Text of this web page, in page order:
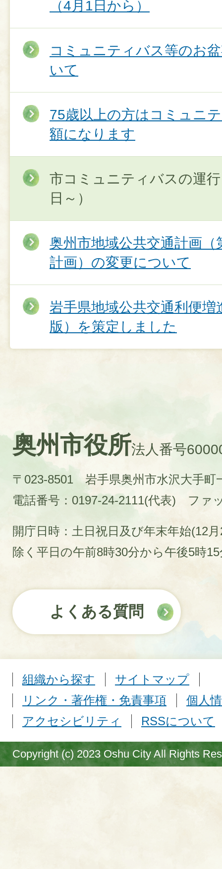
（4月1日から）
コミュニティバス等のお
いて
75歳以上の方はコミュニ
額になります
市コミュニティバスの運
日～）
奥州市地域公共交通計画
計画）の変更について
岩手県地域公共交通利便増
版）を策定しました
奥州市役所法人番号
〒023-8501 岩手県奥州市水沢大手町
電話番号：0197-24-2111(代表)
ファ
開庁日時：土日祝日及び年末年始(12
除く平日の午前8時30分から午後5時
よくある質問
組織から探す
サイトマップ
リンク・著作権・免責事項
個人
アクセシビリティ
RSSについて
Copyright (c) 2023 Oshu City All Rights